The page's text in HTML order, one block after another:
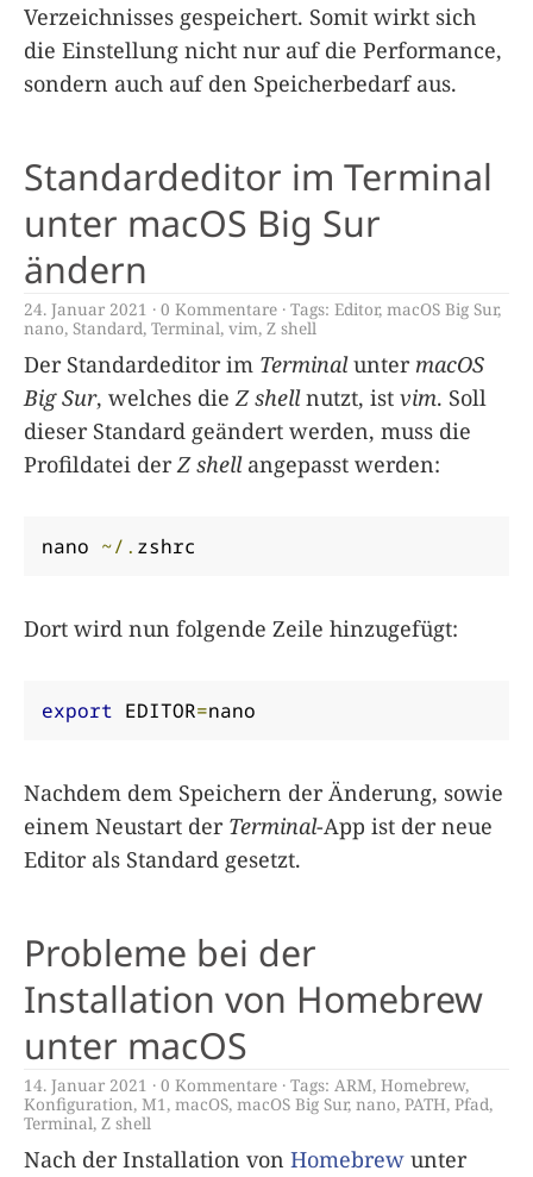
Verzeichnisses gespeichert. Somit wirkt sich
die Einstellung nicht nur auf die Performance,
sondern auch auf den Speicherbedarf aus.
Standardeditor im Terminal
unter macOS Big Sur
ändern
24. Januar 2021 0 Kommentare Tags: Editor, macOS Big Sur,
nano, Standard, Terminal, vim, Z shell
Der Standardeditor im Terminalunter macOS
Big Sur, welches dieZ shellnutzt, ist vim. Soll
dieser Standard geändert werden, muss die
Profildatei derZ shellangepasst werden:
nano ~/. zshrc
Dort wird nun folgende Zeile hinzugefügt:
export EDITOR=nano
Nachdem dem Speichern der Änderung, sowie
einem Neustart der Terminal-App ist der neue
Editor als Standard gesetzt.
Probleme bei der
Installation von Homebrew
unter macOS
14. Januar 2021 0 Kommentare Tags: ARM, Homebrew,
Konfiguration, M1, macOS, macOS Big Sur, nano, PATH, Pfad,
Terminal, Z shell
Nach der Installation von Homebrew unter